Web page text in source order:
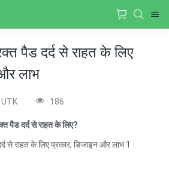
पैड दर्द से राहत के लिए
लाभ
UTK 186
पैड दर्द से राहत के लिए?